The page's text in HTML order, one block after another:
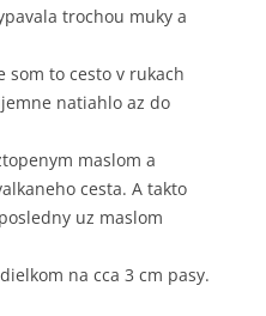
trochou muky a
som to cesto v rukach
natiahlo az do
maslom a
cesta. A takto
uz maslom
na cca 3 cm pasy.